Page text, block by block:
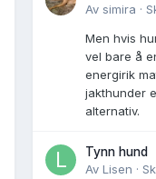
Av simira ·
Men hvis
vel bare å
energirik
jakthunder
alternativ.
Tynn hund
Av Lisen ·